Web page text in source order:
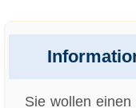
Sie wollen einen